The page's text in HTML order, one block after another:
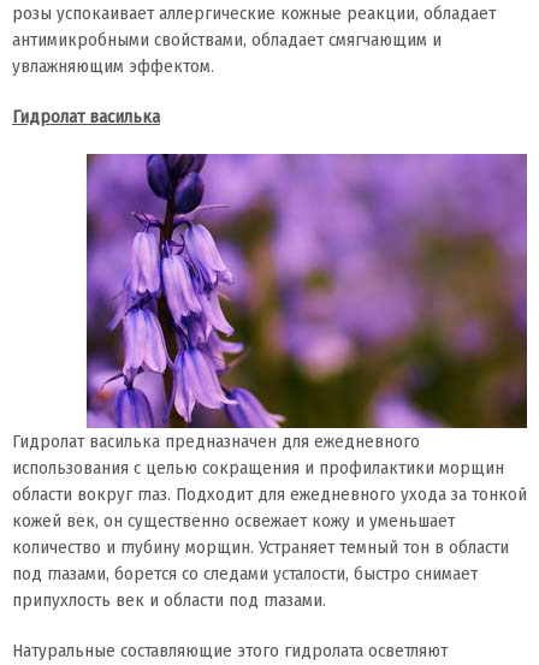
розы успокаивает аллергические кожные реакции, обладает
антимикробными свойствами, обладает смягчающим и
увлажняющим эффектом.
Гидролат василька
Гидролат василька предназначен для ежедневного
использования с целью сокращения и профилактики морщин
области вокруг глаз. Подходит для ежедневного ухода за тонкой
кожей век, он существенно освежает кожу и уменьшает
количество и глубину морщин. Устраняет темный тон в области
под глазами, борется со следами усталости, быстро снимает
припухлость век и области под глазами.
Натуральные составляющие этого гидролата осветляют